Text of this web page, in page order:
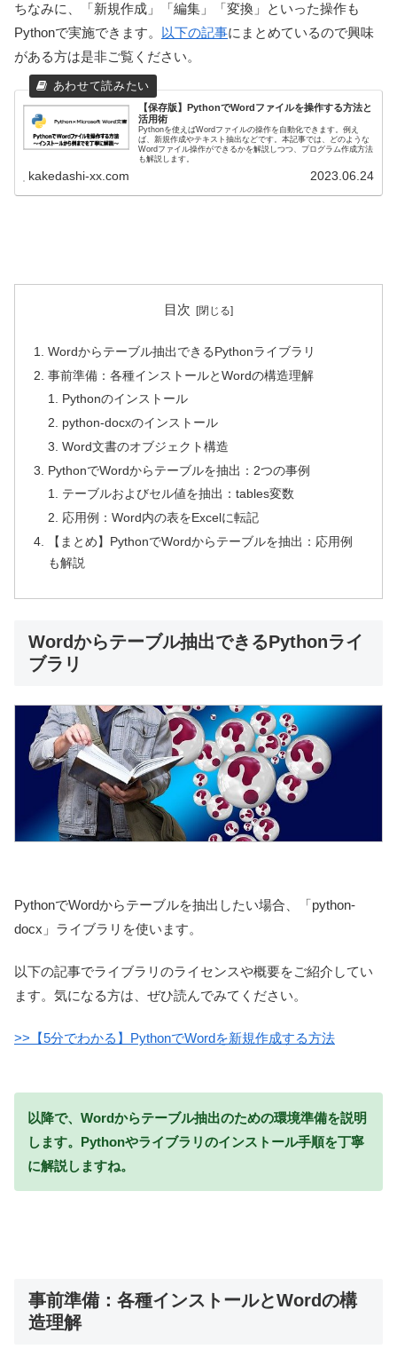
ちなみに、「新規作成」「編集」「変換」といった操作も
Pythonで実施できます。
以下の記事にまとめているので興味
がある方は是非ご覧ください。
【保存版】PythonでWordファイルを操作する方法と
活用術
Pythonを使えばWordファイルの操作を自動化できます。例え
ば、新規作成やテキスト抽出などです。本記事では、どのような
Wordファイル操作ができるかを解説しつつ、プログラム作成方法
も解説します。
kakedashi-xx.com 2023.06.24
目次
Wordからテーブル抽出できるPythonライブラリ
事前準備：各種インストールとWordの構造理解
Pythonのインストール
python-docxのインストール
Word文書のオブジェクト構造
PythonでWordからテーブルを抽出：2つの事例
テーブルおよびセル値を抽出：tables変数
応用例：Word内の表をExcelに転記
【まとめ】PythonでWordからテーブルを抽出：応用例
も解説
Wordからテーブル抽出できるPythonライ
ブラリ
PythonでWordからテーブルを抽出したい場合、「python-
docx」ライブラリを使います。
以下の記事でライブラリのライセンスや概要をご紹介してい
ます。気になる方は、ぜひ読んでみてください。
>>【5分でわかる】PythonでWordを新規作成する方法
以降で、Wordからテーブル抽出のための環境準備を説明
します。Pythonやライブラリのインストール手順を丁寧
に解説しますね。
事前準備：各種インストールとWordの構
造理解